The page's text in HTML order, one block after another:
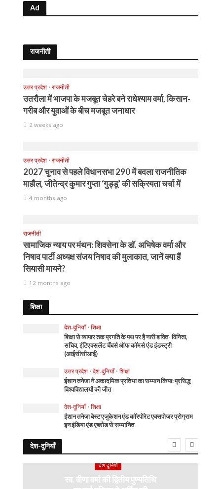
Ad
राजनीती
उत्तर प्रदेश • राजनीती
उतरौला में भाजपा के मजबूत चेहरे बने राधेश्याम वर्मा, किसान-
गरीब और युवाओं के बीच मजबूत जनाधार
2 weeks ago
उत्तर प्रदेश • राजनीती
2027 चुनाव से पहले विधानसभा 290 में बदला राजनीतिक
माहौल, जीतेन्द्र कुमार गुप्ता ‘गुड्डू’ की सक्रियता चर्चा में
4 months ago
राजनीती
सामाजिक न्याय पर मंथन: शिवसेना के डॉ. अभिषेक वर्मा और
निषाद पार्टी अध्यक्ष संजय निषाद की मुलाकात, जानें क्या हैं
सियासी मायने?
12 months ago
शिक्षा
देश-दुनियाँ • शिक्षा
शिक्षा से व्यापार तक प्रगति के पथ पर है नारी शक्ति- विनिता,
सचिव, इंटिएक्सलेंट चैंबर्स ऑफ कॉमर्स एंड इंडस्ट्री
(आईसीसीआई)
उत्तर प्रदेश • देश-दुनियाँ • शिक्षा
ईशान तनेजा ने अकादमिक प्रतिभा का सम्मान किया: प्रसिद्ध
विश्वविद्यालयों की जीत
देश-दुनियाँ • शिक्षा
ईशान तनेजा बेस्ट एजुकेशन एंड कॉरपोरेट एक्सपोजर प्रोग्राम
इन इंडिया एंड एबरोड से सम्मानित
देश-दुनियाँ
देश-दुनियाँ
स्व. वीणा वर्मा की द्वितीय पुण्यतिथि